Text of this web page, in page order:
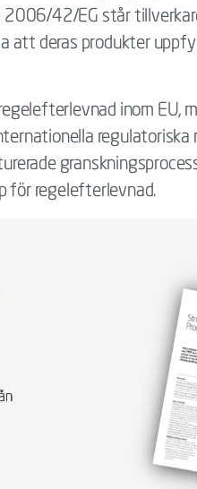
2006/42/EG står
att deras produkter
inom EU,
regulatoriska
för regelefterlevnad.